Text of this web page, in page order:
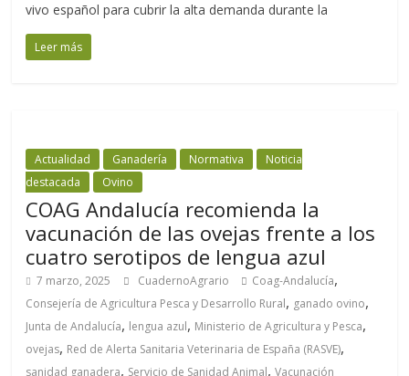
vivo español para cubrir la alta demanda durante la
Leer más
Actualidad Ganadería Normativa
Noticia
destacada
Ovino
COAG Andalucía recomienda la
vacunación de las ovejas frente a los
cuatro serotipos de lengua azul
7 marzo, 2025 CuadernoAgrario Coag-Andalucía,
Consejería de Agricultura Pesca y Desarrollo Rural, ganado ovino,
Junta de Andalucía, lengua azul, Ministerio de Agricultura y Pesca,
ovejas, Red de Alerta Sanitaria Veterinaria de España (RASVE),
sanidad ganadera, Servicio de Sanidad Animal,Vacunación